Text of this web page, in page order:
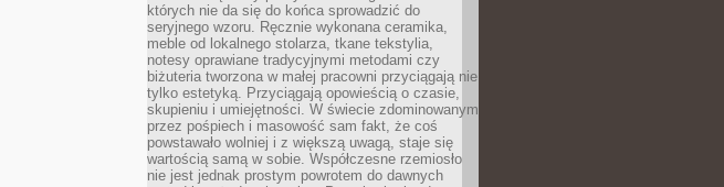
których nie da się do końca sprowadzić do
seryjnego wzoru. Ręcznie wykonana ceramika,
meble od lokalnego stolarza, tkane tekstylia,
notesy oprawiane tradycyjnymi metodami czy
biżuteria tworzona w małej pracowni przyciągają nie
tylko estetyką. Przyciągają opowieścią o czasie,
skupieniu i umiejętności. W świecie zdominowanym
przez pośpiech i masowość sam fakt, że coś
powstawało wolniej i z większą uwagą, staje się
wartością samą w sobie. Współczesne rzemiosło
nie jest jednak prostym powrotem do dawnych